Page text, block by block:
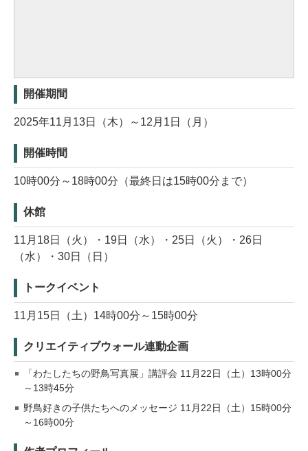
開催期間
2025年11月13日（木）～12月1日（月）
開催時間
10時00分～18時00分（最終日は15時00分まで）
休館
11月18日（火）・19日（水）・25日（火）・26日
（水）・30日（日）
トークイベント
11月15日（土）14時00分～15時00分
クリエイティブウォール連動企画
「わたしたちの野鳥写真展」講評会 11月22日（土）13時00分
～13時45分
野鳥好きの子供たちへのメッセージ 11月22日（土）15時00分
～16時00分